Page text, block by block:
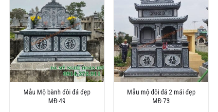
Mẫu Mộ bành đôi đá đẹp
MĐ-49
Mẫu mộ đôi đá 2 mái đẹp
MĐ-73